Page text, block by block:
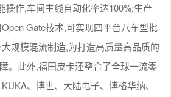
操作,车间主线自动化率达100%;生产
Gate技术,可实现四平台八车型批
规模混流制造,为打造高质量高品质的
。此外,福田皮卡还整合了全球一流零
、博世、大陆电子、博格华纳、